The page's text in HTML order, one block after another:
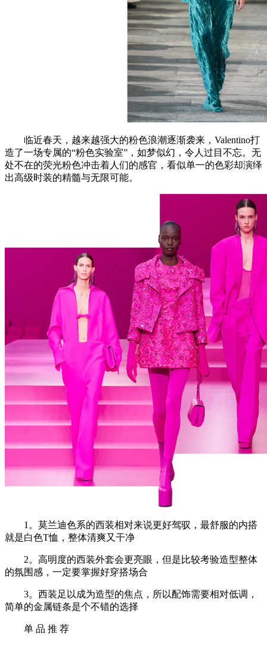
临近春天，越来越强大的粉色浪潮逐渐袭来，Valentino打
造了一场专属的“粉色实验室”，如梦似幻，令人过目不忘。无
处不在的荧光粉色冲击着人们的感官，看似单一的色彩却演绎
出高级时装的精髓与无限可能。
1。莫兰迪色系的西装相对来说更好驾驭，最舒服的内搭
就是白色T恤，整体清爽又干净
2。高明度的西装外套会更亮眼，但是比较考验造型整体
的氛围感，一定要掌握好穿搭场合
3。西装足以成为造型的焦点，所以配饰需要相对低调，
简单的金属链条是个不错的选择
单 品 推 荐